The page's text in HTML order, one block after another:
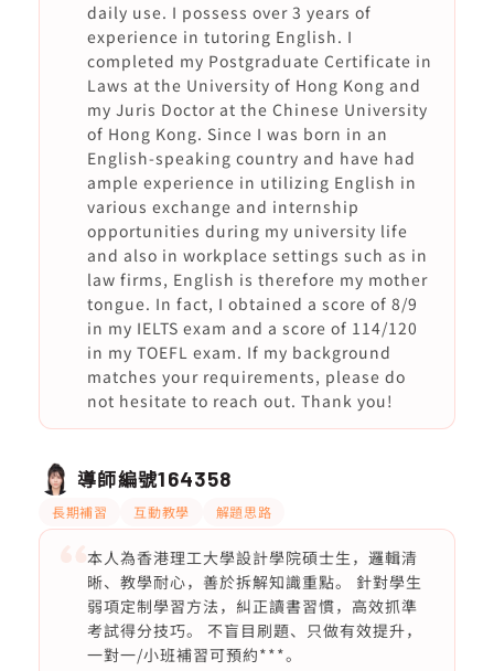
daily use. I possess over 3 years of
experience in tutoring English. I
completed my Postgraduate Certificate in
Laws at the University of Hong Kong and
my Juris Doctor at the Chinese University
of Hong Kong. Since I was born in an
English-speaking country and have had
ample experience in utilizing English in
various exchange and internship
opportunities during my university life
and also in workplace settings such as in
law firms, English is therefore my mother
tongue. In fact, I obtained a score of 8/9
in my IELTS exam and a score of 114/120
in my TOEFL exam. If my background
matches your requirements, please do
not hesitate to reach out. Thank you!
導師編號164358
長期補習 互動教學 解題思路
本人為香港理工大學設計學院碩士生，邏輯清
晰、教學耐心，善於拆解知識重點。 針對學生
弱項定制學習方法，糾正讀書習慣，高效抓準
考試得分技巧。 不盲目刷題、只做有效提升，
一對一/小班補習可預約***。